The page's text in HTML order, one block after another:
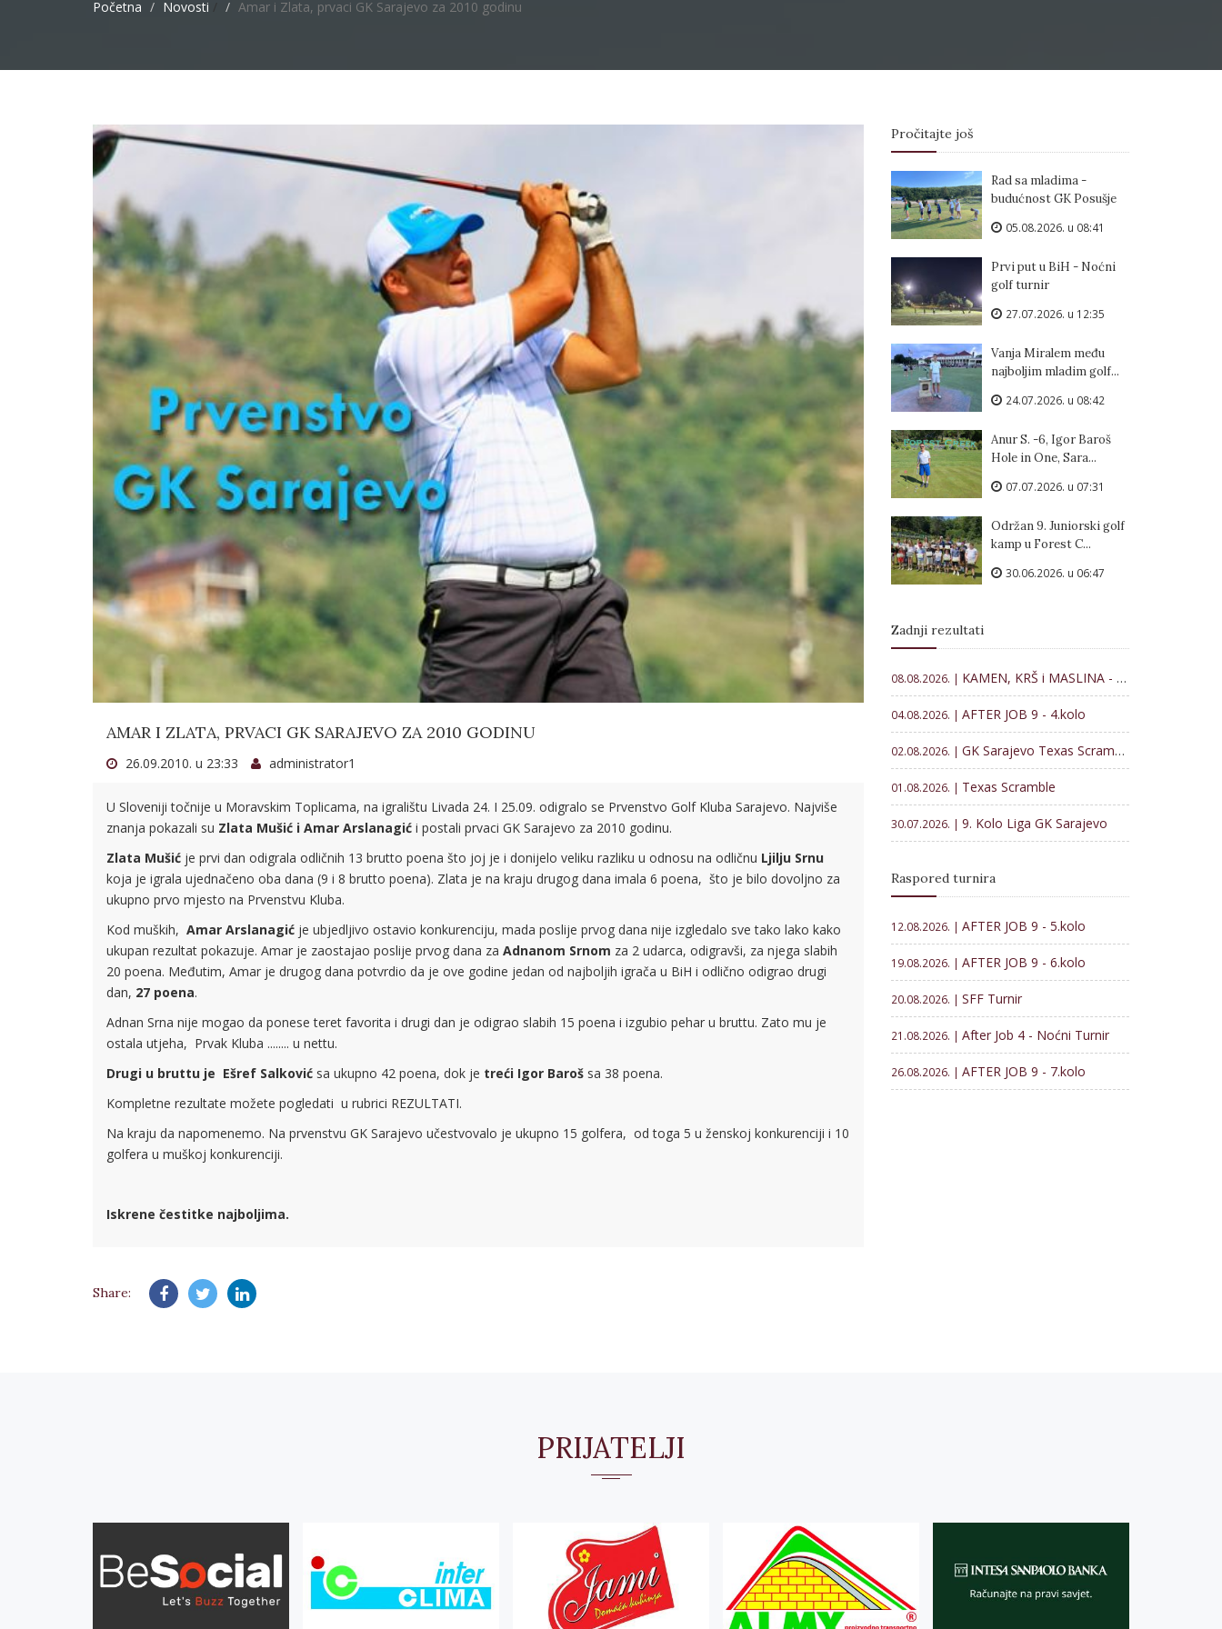
Početna Novosti / Amar i Zlata, prvaci GK Sarajevo za 2010 godinu
AMAR I ZLATA, PRVACI GK SARAJEVO ZA 2010 GODINU
26.09.2010. u 23:33 administrator1
U Sloveniji točnije u Moravskim Toplicama, na igralištu Livada 24. I 25.09. odigralo se Prvenstvo Golf Kluba Sarajevo. Najviše
znanja pokazali su Zlata Mušić i Amar Arslanagić i postali prvaci GK Sarajevo za 2010 godinu.
Zlata Mušić je prvi dan odigrala odličnih 13 brutto poena što joj je i donijelo veliku razliku u odnosu na odličnu Ljilju Srnu
koja je igrala ujednačeno oba dana (9 i 8 brutto poena). Zlata je na kraju drugog dana imala 6 poena, što je bilo dovoljno za
ukupno prvo mjesto na Prvenstvu Kluba.
Kod muških, Amar Arslanagić je ubjedljivo ostavio konkurenciju, mada poslije prvog dana nije izgledalo sve tako lako kako
ukupan rezultat pokazuje. Amar je zaostajao poslije prvog dana za Adnanom Srnom za 2 udarca, odigravši, za njega slabih
20 poena. Međutim, Amar je drugog dana potvrdio da je ove godine jedan od najboljih igrača u BiH i odlično odigrao drugi
dan, 27 poena.
Adnan Srna nije mogao da ponese teret favorita i drugi dan je odigrao slabih 15 poena i izgubio pehar u bruttu. Zato mu je
ostala utjeha, Prvak Kluba ........ u nettu.
Drugi u bruttu je Ešref Salković sa ukupno 42 poena, dok je treći Igor Baroš sa 38 poena.
Kompletne rezultate možete pogledati u rubrici REZULTATI.
Na kraju da napomenemo. Na prvenstvu GK Sarajevo učestvovalo je ukupno 15 golfera, od toga 5 u ženskoj konkurenciji i 10
golfera u muškoj konkurenciji.
Iskrene čestitke najboljima.
Share:
Pročitajte još
Rad sa mladima -
budućnost GK Posušje
05.08.2026. u 08:41
Prvi put u BiH - Noćni
golf turnir
27.07.2026. u 12:35
Vanja Miralem među
najboljim mladim golf...
24.07.2026. u 08:42
Anur S. -6, Igor Baroš
Hole in One, Sara...
07.07.2026. u 07:31
Održan 9. Juniorski golf
kamp u Forest C...
30.06.2026. u 06:47
Zadnji rezultati
08.08.2026. | KAMEN, KRŠ i MASLINA - Memorijal Veljko Lončar 2026
04.08.2026. | AFTER JOB 9 - 4.kolo
02.08.2026. | GK Sarajevo Texas Scramble
01.08.2026. | Texas Scramble
30.07.2026. | 9. Kolo Liga GK Sarajevo
Raspored turnira
12.08.2026. | AFTER JOB 9 - 5.kolo
19.08.2026. | AFTER JOB 9 - 6.kolo
20.08.2026. | SFF Turnir
21.08.2026. | After Job 4 - Noćni Turnir
26.08.2026. | AFTER JOB 9 - 7.kolo
PRIJATELJI